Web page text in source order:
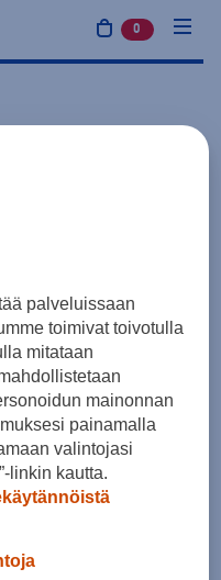
0 tuotetta
palveluissaan
toimivat toivotulla
mitataan
mainonnan
painamalla
valintojasi
linkin kautta.